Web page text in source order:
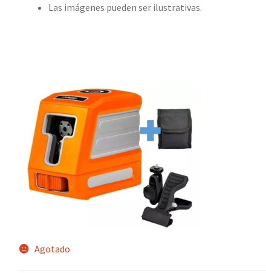
Las imágenes pueden ser ilustrativas.
Agotado